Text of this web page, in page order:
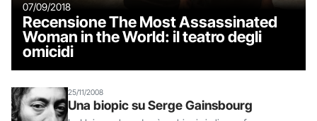
07/09/2018
Recensione The Most Assassinated
Woman in the World: il teatro degli
omicidi
25/11/2008
Una biopic su Serge Gainsbourg